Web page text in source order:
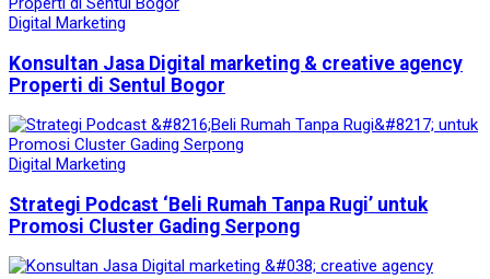
Digital Marketing
Konsultan Jasa Digital marketing & creative agency
Properti di Sentul Bogor
Digital Marketing
Strategi Podcast ‘Beli Rumah Tanpa Rugi’ untuk
Promosi Cluster Gading Serpong